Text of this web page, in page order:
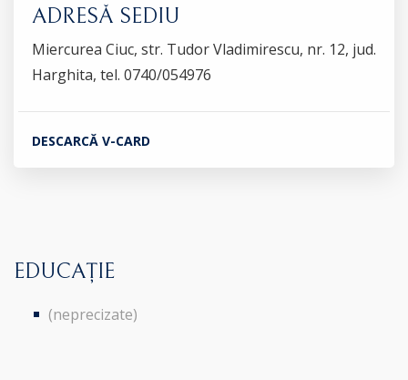
ADRESĂ SEDIU
Miercurea Ciuc, str. Tudor Vladimirescu, nr. 12, jud.
Harghita, tel. 0740/054976
DESCARCĂ V-CARD
EDUCAȚIE
(neprecizate)